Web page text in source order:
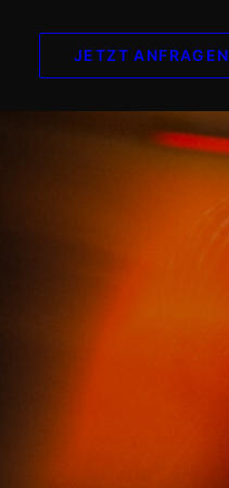
JETZT ANFRAGEN